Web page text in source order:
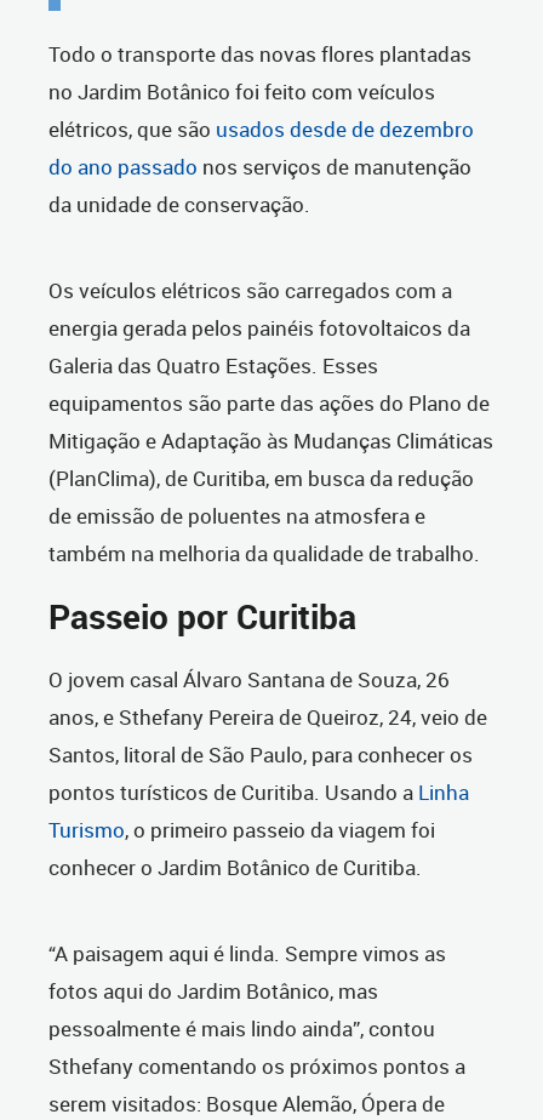
Todo o transporte das novas flores plantadas
no Jardim Botânico foi feito com veículos
elétricos, que são usados desde de dezembro
do ano passado nos serviços de manutenção
da unidade de conservação.
Os veículos elétricos são carregados com a
energia gerada pelos painéis fotovoltaicos da
Galeria das Quatro Estações. Esses
equipamentos são parte das ações do Plano de
Mitigação e Adaptação às Mudanças Climáticas
(PlanClima), de Curitiba, em busca da redução
de emissão de poluentes na atmosfera e
também na melhoria da qualidade de trabalho.
Passeio por Curitiba
O jovem casal Álvaro Santana de Souza, 26
anos, e Sthefany Pereira de Queiroz, 24, veio de
Santos, litoral de São Paulo, para conhecer os
pontos turísticos de Curitiba. Usando a Linha
Turismo, o primeiro passeio da viagem foi
conhecer o Jardim Botânico de Curitiba.
“A paisagem aqui é linda. Sempre vimos as
fotos aqui do Jardim Botânico, mas
pessoalmente é mais lindo ainda”, contou
Sthefany comentando os próximos pontos a
serem visitados: Bosque Alemão, Ópera de